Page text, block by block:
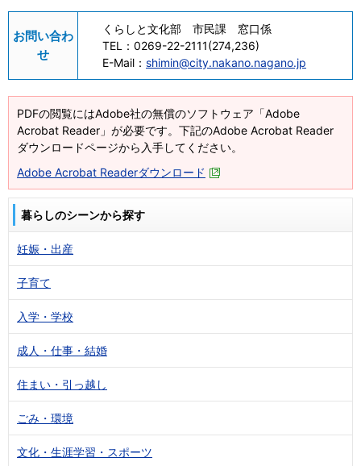
お問い合わ
せ
くらしと文化部 市民課 窓口係
TEL： 0269-22-2111(274,236)
E-Mail： shimin@city.nakano.nagano.jp
PDFの閲覧にはAdobe社の無償のソフトウェア「Adobe
Acrobat Reader」が必要です。下記のAdobe Acrobat Reader
ダウンロードページから入手してください。
Adobe Acrobat Readerダウンロード
暮らしのシーンから探す
妊娠・出産
子育て
入学・学校
成人・仕事・結婚
住まい・引っ越し
ごみ・環境
文化・生涯学習・スポーツ